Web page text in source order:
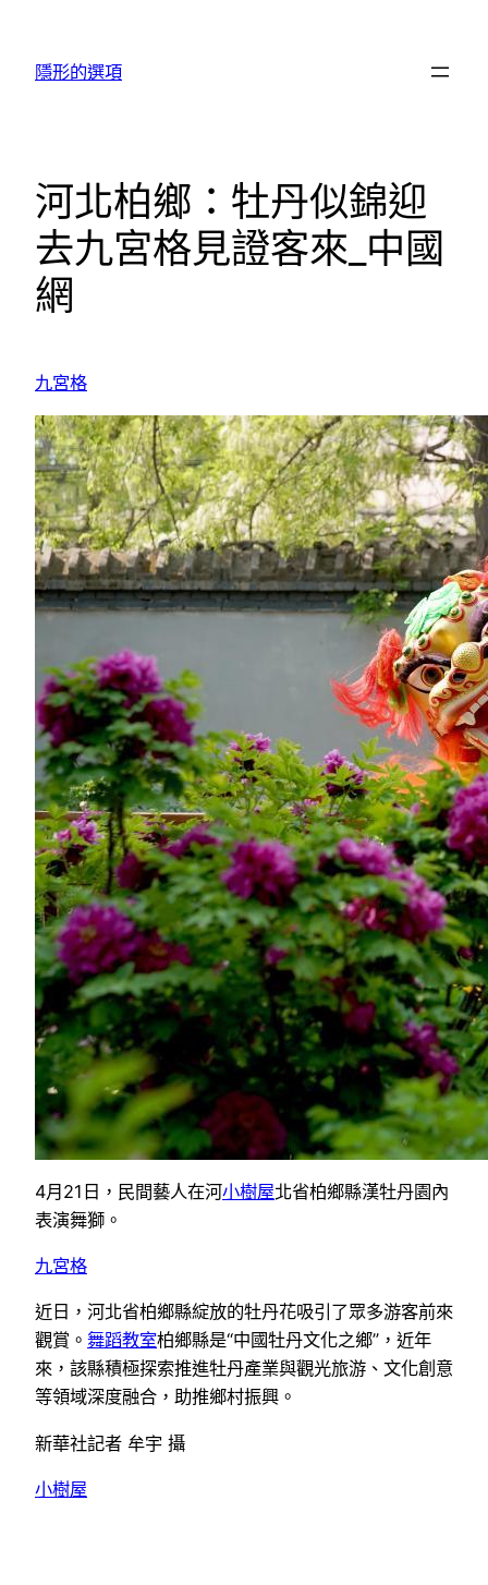
隱形的選項
河北柏鄉：牡丹似錦迎
去九宮格見證客來_中國
網
九宮格
4月21日，民間藝人在河小樹屋北省柏鄉縣漢牡丹園內
表演舞獅。
九宮格
近日，河北省柏鄉縣綻放的牡丹花吸引了眾多游客前來
觀賞。 舞蹈教室柏鄉縣是“中國牡丹文化之鄉”，近年
來，該縣積極探索推進牡丹產業與觀光旅游、文化創意
等領域深度融合，助推鄉村振興。
新華社記者 牟宇 攝
小樹屋